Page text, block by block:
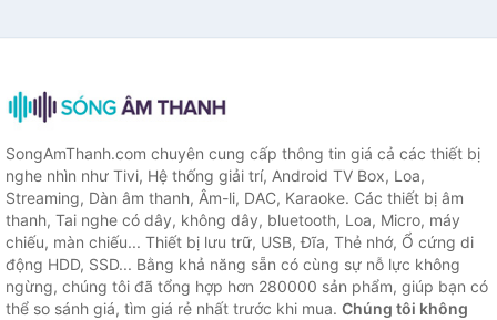
SongAmThanh.com chuyên cung cấp thông tin giá cả các thiết bị
nghe nhìn như Tivi, Hệ thống giải trí, Android TV Box, Loa,
Streaming, Dàn âm thanh, Âm-li, DAC, Karaoke. Các thiết bị âm
thanh, Tai nghe có dây, không dây, bluetooth, Loa, Micro, máy
chiếu, màn chiếu... Thiết bị lưu trữ, USB, Đĩa, Thẻ nhớ, Ổ cứng di
động HDD, SSD... Bằng khả năng sẵn có cùng sự nỗ lực không
ngừng, chúng tôi đã tổng hợp hơn 280000 sản phẩm, giúp bạn có
thể so sánh giá, tìm giá rẻ nhất trước khi mua. Chúng tôi không